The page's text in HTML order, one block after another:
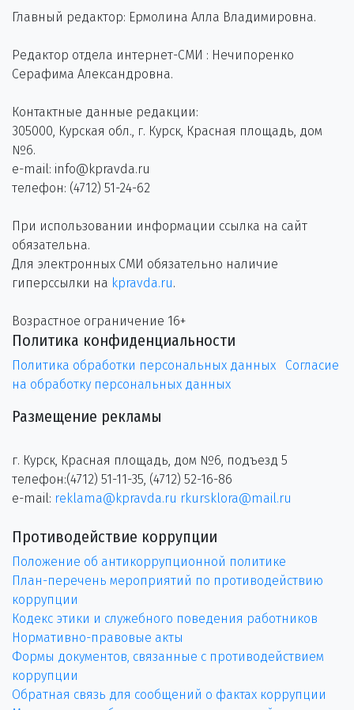
Главный редактор: Ермолина Алла Владимировна.
Редактор отдела интернет-СМИ : Нечипоренко
Серафима Александровна.
Контактные данные редакции:
305000, Курская обл., г. Курск, Красная площадь, дом
№6.
e-mail: info@kpravda.ru
телефон: (4712) 51-24-62
При использовании информации ссылка на сайт
обязательна.
Для электронных СМИ обязательно наличие
гиперссылки на kpravda.ru.
Возрастное ограничение 16+
Политика конфиденциальности
Политика обработки персональных данных
Согласие
на обработку персональных данных
Размещение рекламы
г. Курск, Красная площадь, дом №6, подъезд 5
телефон:(4712) 51-11-35, (4712) 52-16-86
e-mail: reklama@kpravda.ru rkursklora@mail.ru
Противодействие коррупции
Положение об антикоррупционной политике
План-перечень мероприятий по противодействию
коррупции
Кодекс этики и служебного поведения работников
Нормативно-правовые акты
Формы документов, связанные с противодействием
коррупции
Обратная связь для сообщений о фактах коррупции